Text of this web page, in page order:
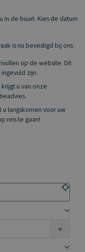
in de buurt. Kies de datum
is nu bevestigd bij ons.
op de website. Dit
zijn.
u van onze
langskomen voor uw
reis te gaan!
de buurt